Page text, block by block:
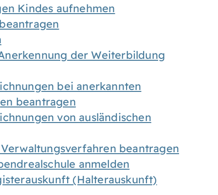
Kindes aufnehmen
der Weiterbildung
bei anerkannten
beantragen
von ausländischen
beantragen
anmelden
(Halterauskunft)